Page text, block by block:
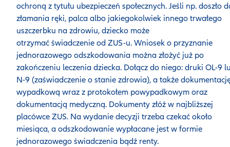
ochroną z tytułu ubezpieczeń społecznych. Jeśli np. doszło
złamania ręki, palca albo jakiegokolwiek innego trwałego
uszczerbku na zdrowiu, dziecko może
otrzymać świadczenie od ZUS-u. Wniosek o przyznanie
jednorazowego odszkodowania można złożyć już po
zakończeniu leczenia dziecka. Dołącz do niego: druki OL-9
N-9 (zaświadczenie o stanie zdrowia), a także
wypadkową wraz z protokołem powypadkowym oraz
dokumentacją medyczną. Dokumenty złóż w najbliższej
placówce ZUS. Na wydanie decyzji trzeba czekać około
miesiąca, a odszkodowanie wypłacane jest w formie
jednorazowego świadczenia bądź renty.